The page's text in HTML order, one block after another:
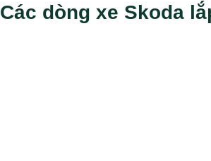
Các dòng xe Skoda